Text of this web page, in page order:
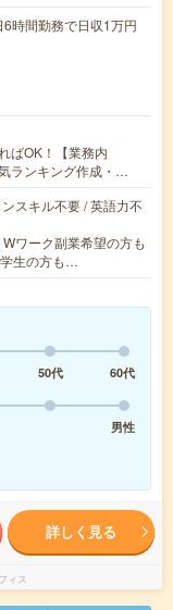
間勤務で日収1万円
ばOK！【業務内
ランキング作成・…
スキル不要 / 英語力不
ワーク副業希望の方も
生の方も…
50代
60代
男性
詳しく見る
ィス